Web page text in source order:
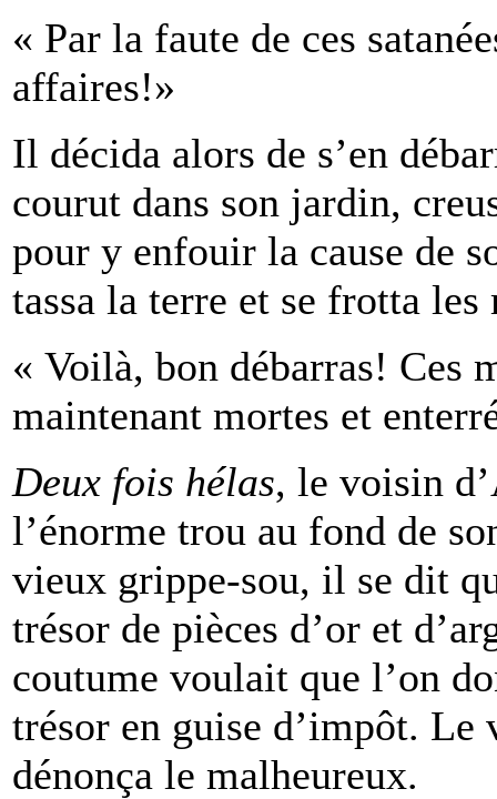
« Par la faute de ces
affaires!»
Il décida alors de s’en
courut dans son jardin,
pour y enfouir la cause de
tassa la terre et se frotta
« Voilà, bon débarras! Ces
maintenant mortes et
Deux fois hélas, le voisin
l’énorme trou au fond de
vieux grippe-sou, il se dit
trésor de pièces d’or et
coutume voulait que l’on
trésor en guise d’impôt.
dénonça le malheureux.